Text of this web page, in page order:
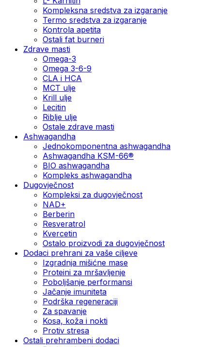
Kompleksna sredstva za izgaranje
Termo sredstva za izgaranje
Kontrola apetita
Ostali fat burneri
Zdrave masti
Omega-3
Omega 3-6-9
CLA i HCA
MCT ulje
Krill ulje
Lecitin
Riblje ulje
Ostale zdrave masti
Ashwagandha
Jednokomponentna ashwagandha
Ashwagandha KSM-66®
BIO ashwagandha
Kompleks ashwagandha
Dugovječnost
Kompleksi za dugovječnost
NAD+
Berberin
Resveratrol
Kvercetin
Ostalo proizvodi za dugovječnost
Dodaci prehrani za vaše ciljeve
Izgradnja mišićne mase
Proteini za mršavljenje
Poboljšanje performansi
Jačanje imuniteta
Podrška regeneraciji
Za spavanje
Kosa, koža i nokti
Protiv stresa
Ostali prehrambeni dodaci